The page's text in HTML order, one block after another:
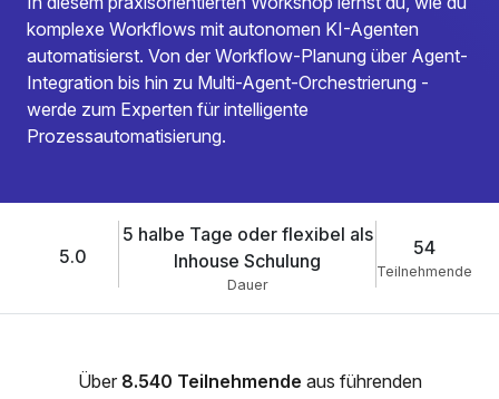
komplexe Workflows mit autonomen KI-Agenten
automatisierst. Von der Workflow-Planung über Agent-
Integration bis hin zu Multi-Agent-Orchestrierung -
werde zum Experten für intelligente
Prozessautomatisierung.
5.0
5 halbe Tage oder flexibel als
Inhouse Schulung
Dauer
54
Teilnehmende
Über 8.540 Teilnehmende aus führenden